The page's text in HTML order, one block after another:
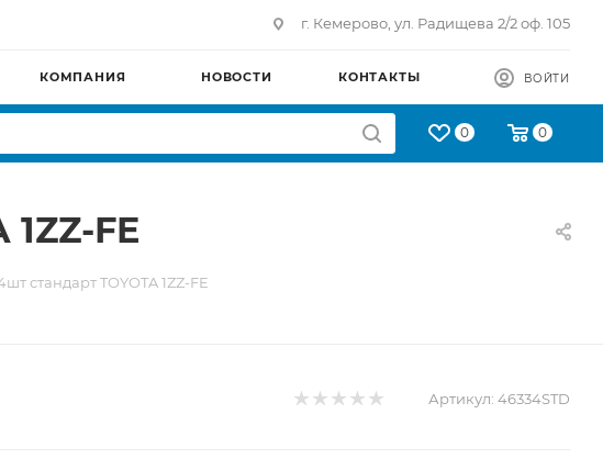
г. Кемерово, ул. Радищева 2/2 оф. 105
КОМПАНИЯ НОВОСТИ КОНТАКТЫ ВОЙТИ
0 0
FE
стандарт TOYOTA 1ZZ-FE
Артикул: 46334STD